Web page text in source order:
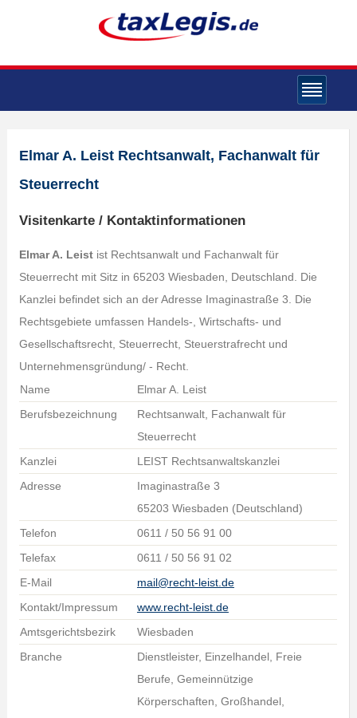
Elmar A. Leist Rechtsanwalt, Fachanwalt für
Steuerrecht
Visitenkarte / Kontaktinformationen
Elmar A. Leistist Rechtsanwalt und Fachanwalt für
Steuerrecht mit Sitz in 65203 Wiesbaden, Deutschland. Die
Kanzlei befindet sich an der Adresse Imaginastraße 3. Die
Rechtsgebiete umfassen Handels-, Wirtschafts- und
Gesellschaftsrecht, Steuerrecht, Steuerstrafrecht und
Unternehmensgründung/ - Recht.
Name
Elmar A. Leist
Berufsbezeichnung
Rechtsanwalt, Fachanwalt für
Steuerrecht
Kanzlei
LEIST Rechtsanwaltskanzlei
Adresse
Imaginastraße 3
65203 Wiesbaden (Deutschland)
Telefon
0611 / 50 56 91 00
Telefax
0611 / 50 56 91 02
E-Mail
mail@recht-leist.de
Kontakt/Impressum
www.recht-leist.de
Amtsgerichtsbezirk
Wiesbaden
Branche
Dienstleister, Einzelhandel, Freie
Berufe, Gemeinnützige
Körperschaften, Großhandel,